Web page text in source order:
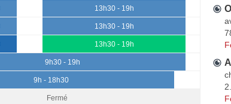
13h30 - 19h
13h30 - 19h
13h30 - 19h
9h30 - 19h
9h - 18h30
Fermé